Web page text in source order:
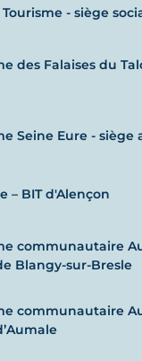
- siège
des Falaises du
Seine Eure -
– BIT d'Alençon
communautaire
Blangy-sur-Bresle
communautaire